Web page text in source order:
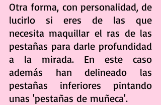
Otra forma, con personalidad, de
lucirlo si eres de las que
necesita maquillar el ras de las
pestañas para darle profundidad
a la mirada. En este caso
además han delineado las
pestañas inferiores pintando
unas 'pestañas de muñeca'.